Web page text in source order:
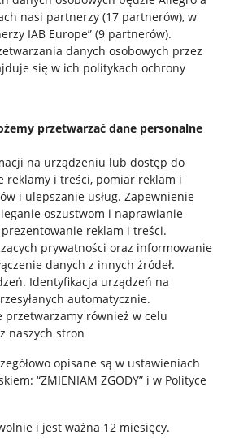
nasi partnerzy (17 partnerów), w
IAB Europe” (9 partnerów).
danych osobowych przez
się w ich politykach ochrony
przetwarzać dane personalne
na urządzeniu lub dostęp do
reklamy i treści, pomiar reklam i
i ulepszanie usług. Zapewnienie
oszustwom i naprawianie
reklam i treści.
prywatności oraz informowanie
danych z innych źródeł.
. Identyfikacja urządzeń na
automatycznie.
przetwarzamy również w celu
naszych stron
opisane są w ustawieniach
“ZMIENIAM ZGODY” i w Polityce
i jest ważna 12 miesięcy.
Cyfrowych